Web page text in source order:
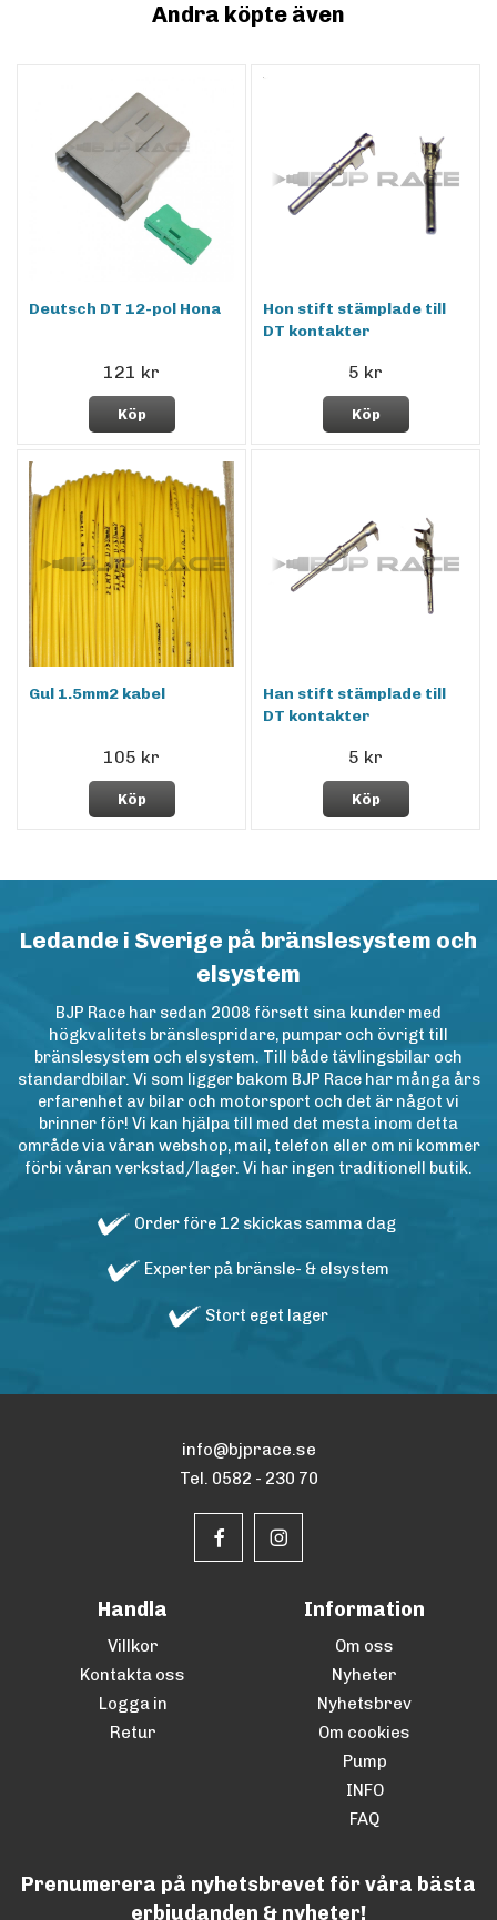
Andra köpte även
Deutsch DT 12-pol Hona
121 kr
Köp
Hon stift stämplade till
DT kontakter
5 kr
Köp
Gul 1.5mm2 kabel
105 kr
Köp
Han stift stämplade till
DT kontakter
5 kr
Köp
Ledande i Sverige på bränslesystem och
elsystem
BJP Race har sedan 2008 försett sina kunder med
högkvalitets bränslespridare, pumpar och övrigt till
bränslesystem och elsystem. Till både tävlingsbilar och
standardbilar. Vi som ligger bakom BJP Race har många års
erfarenhet av bilar och motorsport och det är något vi
brinner för! Vi kan hjälpa till med det mesta inom detta
område via våran webshop, mail, telefon eller om ni kommer
förbi våran verkstad/lager. Vi har ingen traditionell butik.
Order före 12 skickas samma dag
Experter på bränsle- & elsystem
Stort eget lager
info@bjprace.se
Tel. 0582 - 230 70
Handla
Villkor
Kontakta oss
Logga in
Retur
Information
Om oss
Nyheter
Nyhetsbrev
Om cookies
Pump
INFO
FAQ
Prenumerera på nyhetsbrevet för våra bästa
erbjudanden & nyheter!